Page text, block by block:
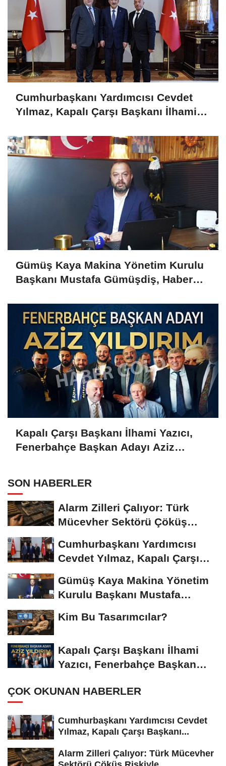
Cumhurbaşkanı Yardımcısı Cevdet
Yılmaz, Kapalı Çarşı Başkanı İlhami
Gümüş Kaya Makina Yönetim Kurulu
Başkanı Mustafa Gümüşdiş, Haber
Kapalı Çarşı Başkanı İlhami Yazıcı,
Fenerbahçe Başkan Adayı Aziz
SON HABERLER
Alarm Zilleri Çalıyor: Türk
Mücevher Sektörü Çöküş
Cumhurbaşkanı Yardımcısı
Cevdet Yılmaz, Kapalı Çarşı
Gümüş Kaya Makina Yönetim
Kurulu Başkanı Mustafa
Kim Bu Tasarımcılar?
Kapalı Çarşı Başkanı İlhami
Yazıcı, Fenerbahçe Başkan
ÇOK OKUNAN HABERLER
Cumhurbaşkanı Yardımcısı Cevdet
Yılmaz, Kapalı Çarşı Başkanı...
Alarm Zilleri Çalıyor: Türk Mücevher